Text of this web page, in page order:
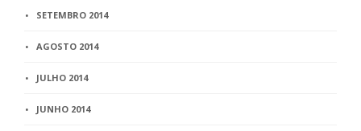
SETEMBRO 2014
AGOSTO 2014
JULHO 2014
JUNHO 2014